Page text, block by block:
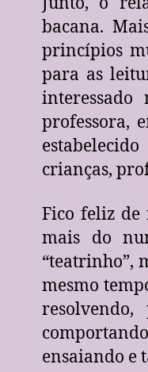
bacana.
princípios
para as
professora,
crianças,
Fico feliz de
mais do
“teatrinho”,
mesmo
ensaiando e